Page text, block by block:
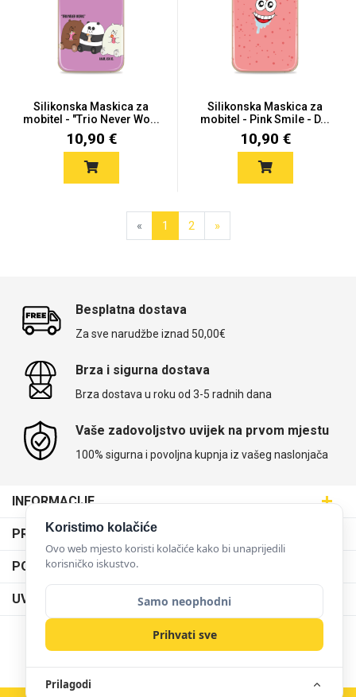
Silikonska Maskica za
mobitel - "Trio Never Wo...
10,90 €
Silikonska Maskica za
mobitel - Pink Smile - D...
10,90 €
« 1 2 »
Besplatna dostava
Za sve narudžbe iznad 50,00€
Brza i sigurna dostava
Brza dostava u roku od 3-5 radnih dana
Vaše zadovoljstvo uvijek na prvom mjestu
100% sigurna i povoljna kupnja iz vašeg naslonjača
INFORMACIJE
Maskice.hr - Web trgovina
SVIJET MASKICA d.o.o.
Aleja javora 13, 10000 Zagreb
095 5555 345
prodaja@maskice.hr
PRODAJNA MJESTA
Poslovnica Trešnjevka
Poslovnica Dubrava
Poslovnica Ilica
PODRŠKA
Dostava
O nama
Karijera u maskice.hr
Postani partner
Zakupi franšizu
UVJETI KORIŠTENJA
Klub vjernosti
Obrazac za jednostrani raskid ugovora
NAČINI PLAĆANJA
Koristimo kolačiće
Ovo web mjesto koristi kolačiće kako bi unaprijedili
korisničko iskustvo.
Samo neophodni
Prihvati sve
Prilagodi